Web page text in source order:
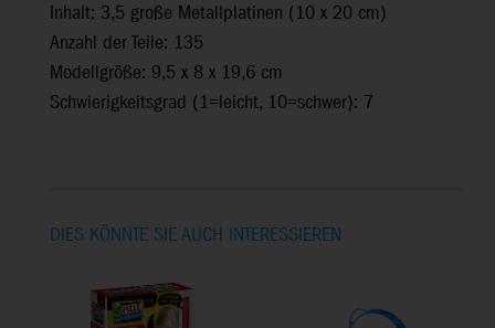
Inhalt: 3,5 große Metallplatinen (10 x 20 cm)
Anzahl der Teile: 135
Modellgröße: 9,5 x 8 x 19,6 cm
Schwierigkeitsgrad (1=leicht, 10=schwer): 7
DIES KÖNNTE SIE AUCH INTERESSIEREN